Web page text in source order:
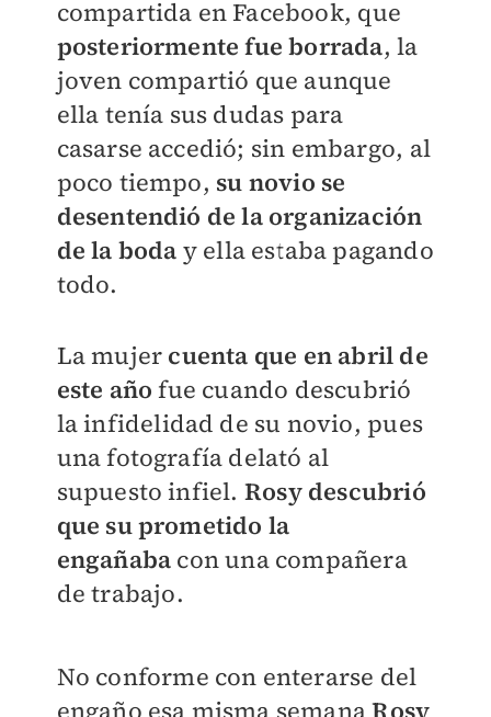
compartida en Facebook, que
posteriormente fue borrada, la
joven compartió que aunque
ella tenía sus dudas para
casarse accedió; sin embargo, al
poco tiempo, su novio se
desentendió de la organización
de la boda y ella estaba pagando
todo.
La mujer cuenta que en abril de
este añofue cuando descubrió
la infidelidad de su novio, pues
una fotografía delató al
supuesto infiel. Rosy descubrió
que su prometido la
engañaba con una compañera
de trabajo.
No conforme con enterarse del